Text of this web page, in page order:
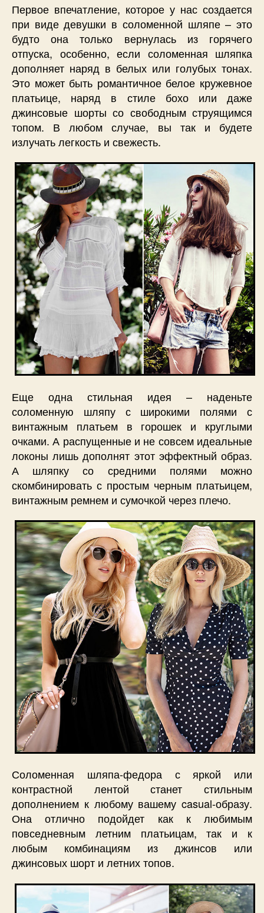
Первое впечатление, которое у нас создается
при виде девушки в соломенной шляпе – это
будто она только вернулась из горячего
отпуска, особенно, если соломенная шляпка
дополняет наряд в белых или голубых тонах.
Это может быть романтичное белое кружевное
платьице, наряд в стиле бохо или даже
джинсовые шорты со свободным струящимся
топом. В любом случае, вы так и будете
излучать легкость и свежесть.
Еще одна стильная идея – наденьте
соломенную шляпу с широкими полями с
винтажным платьем в горошек и круглыми
очками. А распущенные и не совсем идеальные
локоны лишь дополнят этот эффектный образ.
А шляпку со средними полями можно
скомбинировать с простым черным платьицем,
винтажным ремнем и сумочкой через плечо.
Соломенная шляпа-федора с яркой или
контрастной лентой станет стильным
дополнением к любому вашему casual-образу.
Она отлично подойдет как к любимым
повседневным летним платьицам, так и к
любым комбинациям из джинсов или
джинсовых шорт и летних топов.